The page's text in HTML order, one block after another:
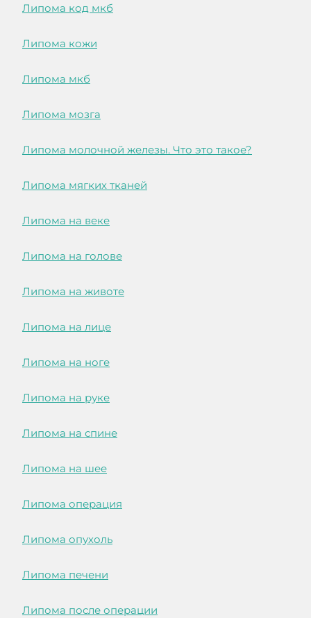
Липома код мкб
Липома кожи
Липома мкб
Липома мозга
Липома молочной железы. Что это такое?
Липома мягких тканей
Липома на веке
Липома на голове
Липома на животе
Липома на лице
Липома на ноге
Липома на руке
Липома на спине
Липома на шее
Липома операция
Липома опухоль
Липома печени
Липома после операции